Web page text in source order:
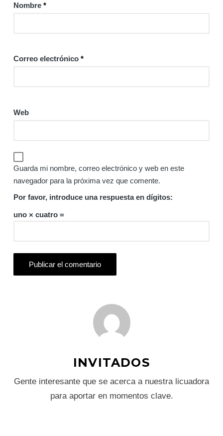
Nombre *
Correo electrónico *
Web
Guarda mi nombre, correo electrónico y web en este
navegador para la próxima vez que comente.
Por favor, introduce una respuesta en dígitos:
uno × cuatro =
INVITADOS
Gente interesante que se acerca a nuestra licuadora
para aportar en momentos clave.